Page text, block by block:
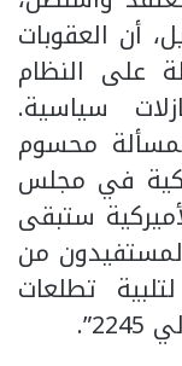
أن العقوبات
على النظام
سياسية.
محسوم
في مجلس
ستبقى
من
تطلعات